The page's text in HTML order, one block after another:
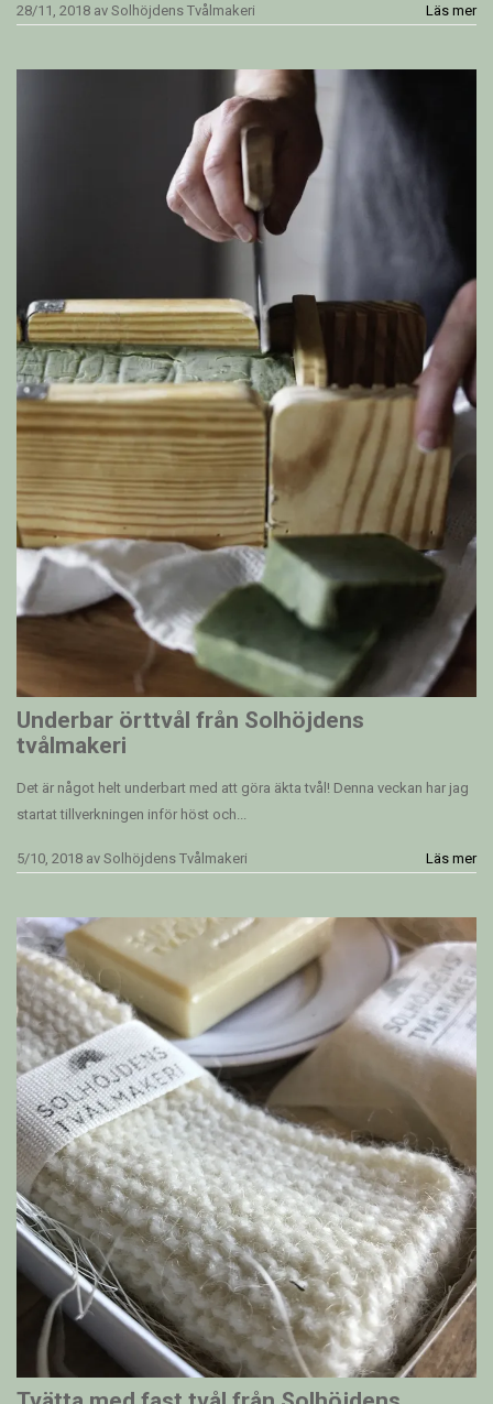
28/11, 2018 av Solhöjdens Tvålmakeri Läs mer
Underbar örttvål från Solhöjdens
tvålmakeri
Det är något helt underbart med att göra äkta tvål! Denna veckan har jag
startat tillverkningen inför höst och...
5/10, 2018 av Solhöjdens Tvålmakeri Läs mer